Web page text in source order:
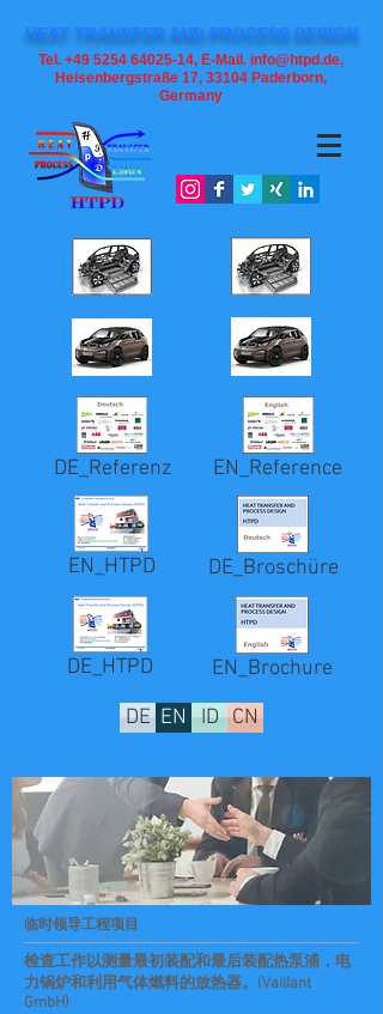
HEAT TRANSFER AND PROCESS DESIGN
Tel. +49 5254 64025-14, E-Mail. info@htpd.de,
Heisenbergstraße 17, 33104 Paderborn,
Germany
DE_Referenz
EN_HTPD
DE_HTPD
EN_Reference
DE_Broschüre
EN_Brochure
DE EN ID CN
临时领导工程项目
检查工作以测量最初装配和最后装配热泵浦，电
力锅炉和利用气体燃料的放热器。(Vaillant
GmbH)